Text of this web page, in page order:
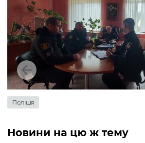
Поліція
Новини на цю ж тему